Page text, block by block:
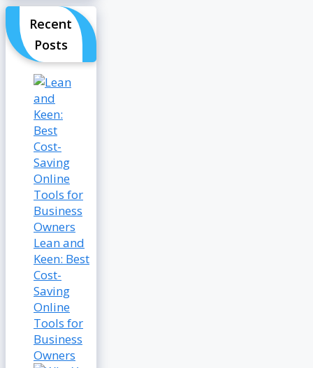
Recent
Posts
Lean and
Keen: Best
Cost-
Saving
Online
Tools for
Business
Owners